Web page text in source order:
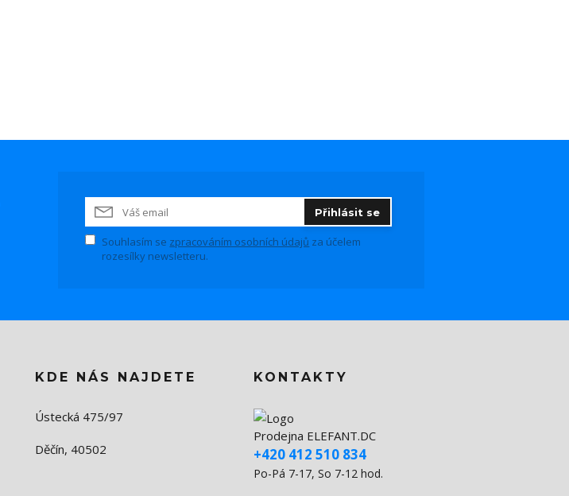
Přihlásit se
Souhlasím se zpracováním osobních údajů za účelem
rozesílky newsletteru.
KDE NÁS NAJDETE
Ústecká 475/97
Děčín, 40502
KONTAKTY
Prodejna ELEFANT.DC
+420 412 510 834
Po-Pá 7-17, So 7-12 hod.